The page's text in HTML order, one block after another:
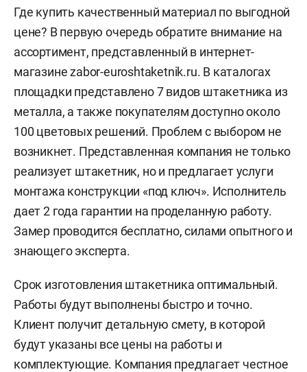
Где купить качественный материал по выгодной
цене? В первую очередь обратите внимание на
ассортимент, представленный в интернет-
магазине zabor-euroshtaketnik.ru. В каталогах
площадки представлено 7 видов штакетника из
металла, а также покупателям доступно около
100 цветовых решений. Проблем с выбором не
возникнет. Представленная компания не только
реализует штакетник, но и предлагает услуги
монтажа конструкции «под ключ». Исполнитель
дает 2 года гарантии на проделанную работу.
Замер проводится бесплатно, силами опытного и
знающего эксперта.
Срок изготовления штакетника оптимальный.
Работы будут выполнены быстро и точно.
Клиент получит детальную смету, в которой
будут указаны все цены на работы и
комплектующие. Компания предлагает честное